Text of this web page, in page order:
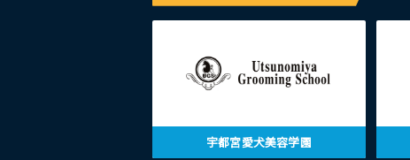
宇都宮愛犬美容学園